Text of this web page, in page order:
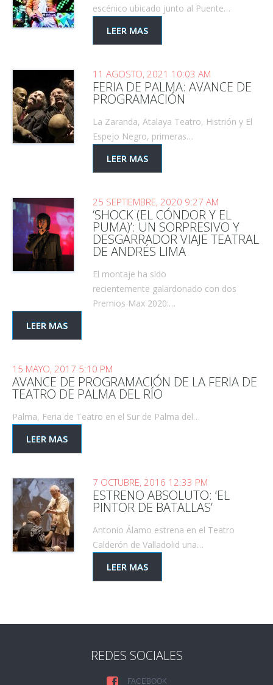
escénico ubicado junto al Puente…
LEER MAS
11 AGOSTO, 2021 10:03 AM
FERIA DE PALMA: AVANCE DE
PROGRAMACIÓN
La Zaranda, Atalaya Teatro, Histrión y El
Espejo Negro, primeras…
LEER MAS
25 SEPTIEMBRE, 2020 9:27 AM
‘SHOCK (EL CÓNDOR Y EL
PUMA)’: UN SORPRESIVO Y
DESGARRADOR VIAJE TEATRAL
DE ANDRÉS LIMA
El montaje ha sido
recientemente galardonado con dos
Premios Max 2020:…
LEER MAS
15 MAYO, 2017 5:10 PM
AVANCE DE PROGRAMACIÓN DE LA FERIA DE
TEATRO DE PALMA DEL RÍO
Palma, Feria de Teatro en el Sur de Palma del…
LEER MAS
7 OCTUBRE, 2016 12:33 PM
ESTRENO ABSOLUTO: ‘EL
PINTOR DE BATALLAS’
Antonio Álamo estrena en el Teatro
Calderón de Valladolid una…
LEER MAS
REDES SOCIALES
FACEBOOK